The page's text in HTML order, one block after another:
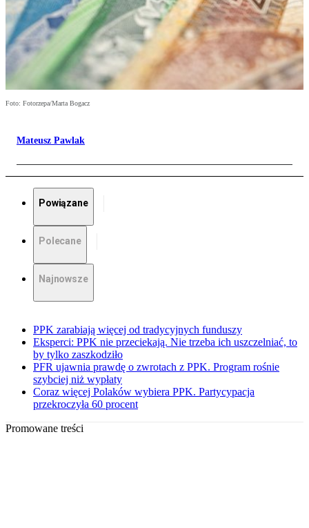
Foto: Fotorzepa/Marta Bogacz
Mateusz Pawlak
Powiązane
Polecane
Najnowsze
PPK zarabiają więcej od tradycyjnych funduszy
Eksperci: PPK nie przeciekają. Nie trzeba ich uszczelniać, to
by tylko zaszkodziło
PFR ujawnia prawdę o zwrotach z PPK. Program rośnie
szybciej niż wypłaty
Coraz więcej Polaków wybiera PPK. Partycypacja
przekroczyła 60 procent
Promowane treści